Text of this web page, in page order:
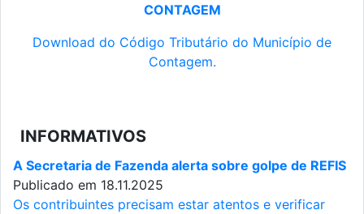
CONTAGEM
Download do Código Tributário do Município de
Contagem.
INFORMATIVOS
A Secretaria de Fazenda alerta sobre golpe de REFIS
Publicado em 18.11.2025
Os contribuintes precisam estar atentos e verificar